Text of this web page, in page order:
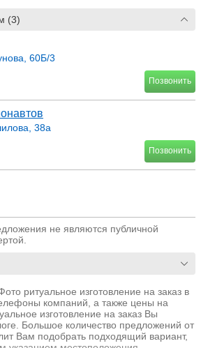
(3)
60Б/3
Позвонить
38а
Позвонить
не являются публичной
ритуальное изготовление на заказ в
компаний, а также цены на
изготовление на заказ Вы
Большое количество предложений от
Вам подобрать подходящий вариант,